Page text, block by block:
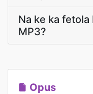
Na ke ka fetola
MP3?
Opus